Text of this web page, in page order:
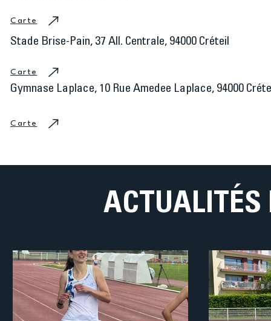
Stade Brise-Pain, 37 All. Centrale, 94000 Créteil
Gymnase Laplace, 10 Rue Amedee Laplace, 94000
Carte
Carte
Carte
ACTUALITÉS